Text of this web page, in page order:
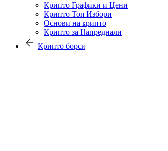
Крипто Графики и Цени
Крипто Топ Избори
Основи на крипто
Крипто за Напреднали
Крипто борси